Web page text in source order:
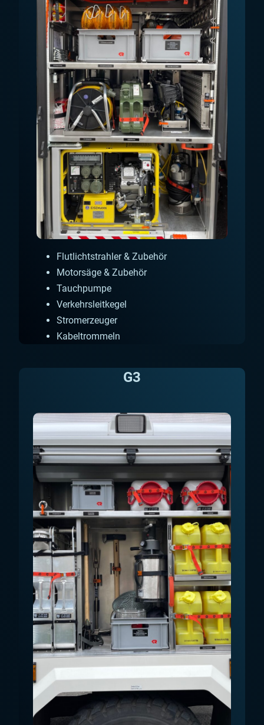
Flutlichtstrahler & Zubehör
Motorsäge & Zubehör
Tauchpumpe
Verkehrsleitkegel
Stromerzeuger
Kabeltrommeln
G3